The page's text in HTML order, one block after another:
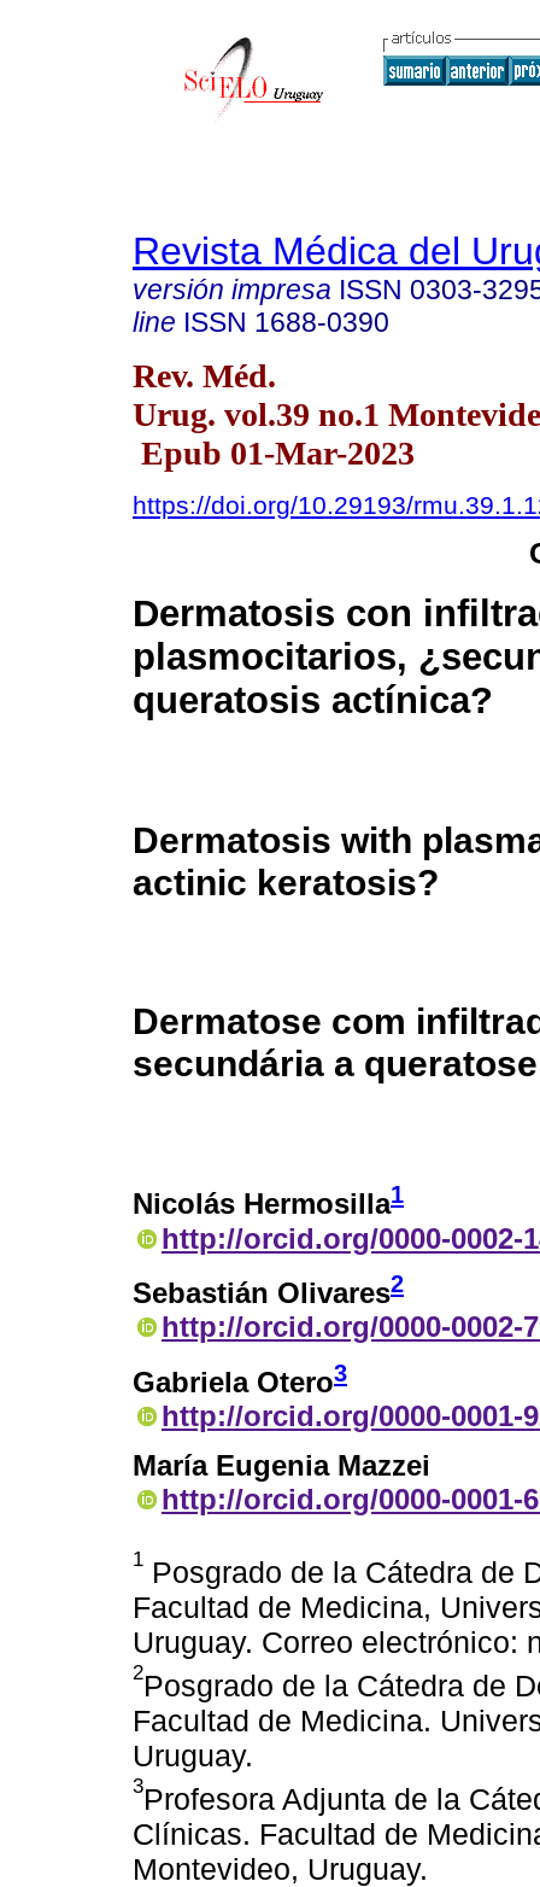
Revista Médica del
versión impresa ISSN 0303-
line ISSN 1688-0390
Rev. Méd.
Urug. vol.39 no.1
Epub 01-Mar-2023
https://doi.org/10.29193/
Dermatosis con
plasmocitarios,
queratosis actínica?
Dermatosis with
actinic keratosis?
Dermatose com
secundária a
Nicolás Hermosilla1
http://orcid.org/0000-0002-
Sebastián Olivares2
http://orcid.org/0000-0002-
Gabriela Otero3
http://orcid.org/0000-0001-
María Eugenia Mazzei
http://orcid.org/0000-0001-
1 Posgrado de la Cátedra de
Facultad de Medicina,
Uruguay. Correo electrónico:
2Posgrado de la Cátedra de
Facultad de Medicina.
Uruguay.
3Profesora Adjunta de la
Clínicas. Facultad de
Montevideo, Uruguay.